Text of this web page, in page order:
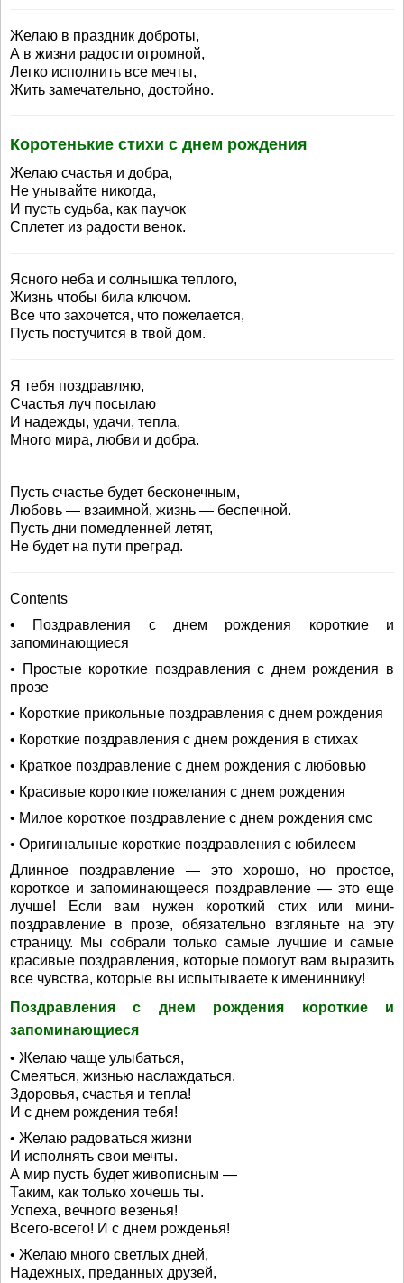
Желаю в праздник доброты,
А в жизни радости огромной,
Легко исполнить все мечты,
Жить замечательно, достойно.
Коротенькие стихи с днем рождения
Желаю счастья и добра,
Не унывайте никогда,
И пусть судьба, как паучок
Сплетет из радости венок.
Ясного неба и солнышка теплого,
Жизнь чтобы била ключом.
Все что захочется, что пожелается,
Пусть постучится в твой дом.
Я тебя поздравляю,
Счастья луч посылаю
И надежды, удачи, тепла,
Много мира, любви и добра.
Пусть счастье будет бесконечным,
Любовь — взаимной, жизнь — беспечной.
Пусть дни помедленней летят,
Не будет на пути преград.
Contents
• Поздравления с днем рождения короткие и
запоминающиеся
• Простые короткие поздравления с днем рождения в
прозе
• Короткие прикольные поздравления с днем рождения
• Короткие поздравления с днем рождения в стихах
• Краткое поздравление с днем рождения с любовью
• Красивые короткие пожелания с днем рождения
• Милое короткое поздравление с днем рождения смс
• Оригинальные короткие поздравления с юбилеем
Длинное поздравление — это хорошо, но простое,
короткое и запоминающееся поздравление — это еще
лучше! Если вам нужен короткий стих или мини-
поздравление в прозе, обязательно взгляньте на эту
страницу. Мы собрали только самые лучшие и самые
красивые поздравления, которые помогут вам выразить
все чувства, которые вы испытываете к имениннику!
Поздравления с днем рождения короткие и
запоминающиеся
• Желаю чаще улыбаться,
Смеяться, жизнью наслаждаться.
Здоровья, счастья и тепла!
И с днем рождения тебя!
• Желаю радоваться жизни
И исполнять свои мечты.
А мир пусть будет живописным —
Таким, как только хочешь ты.
Успеха, вечного везенья!
Всего-всего! И с днем рожденья!
• Желаю много светлых дней,
Надежных, преданных друзей,